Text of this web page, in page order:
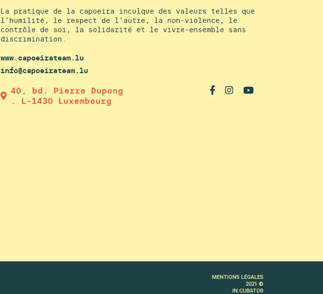
La pratique de la capoeira inculque des valeurs telles que
l’humilité, le respect de l’autre, la non-violence, le
contrôle de soi, la solidarité et le vivre-ensemble sans
discrimination.
www.capoeirateam.lu
info@capoeirateam.lu
40, bd. Pierre Dupong
. L-1430 Luxembourg
MENTIONS LÉGALES
2021 ©
IN:CUBATOR